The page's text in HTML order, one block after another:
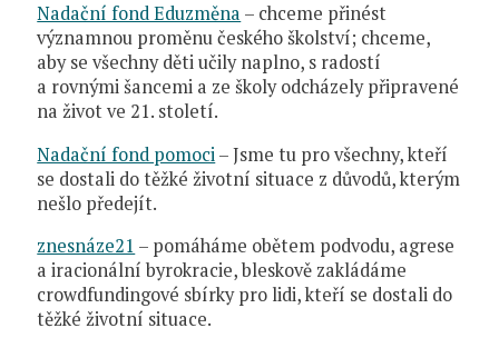
Nadační fond Eduzměna – chceme přinést
významnou proměnu českého školství; chceme,
aby se všechny děti učily naplno, s radostí
a rovnými šancemi a ze školy odcházely připravené
na život ve 21. století.
Nadační fond pomoci– Jsme tu pro všechny, kteří
se dostali do těžké životní situace z důvodů, kterým
nešlo předejít.
znesnáze21 – pomáháme obětem podvodu, agrese
a iracionální byrokracie, bleskově zakládáme
crowdfundingové sbírky pro lidi, kteří se dostali do
těžké životní situace.